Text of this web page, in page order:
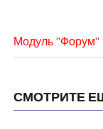
Модуль "Форум"
СМОТРИТЕ